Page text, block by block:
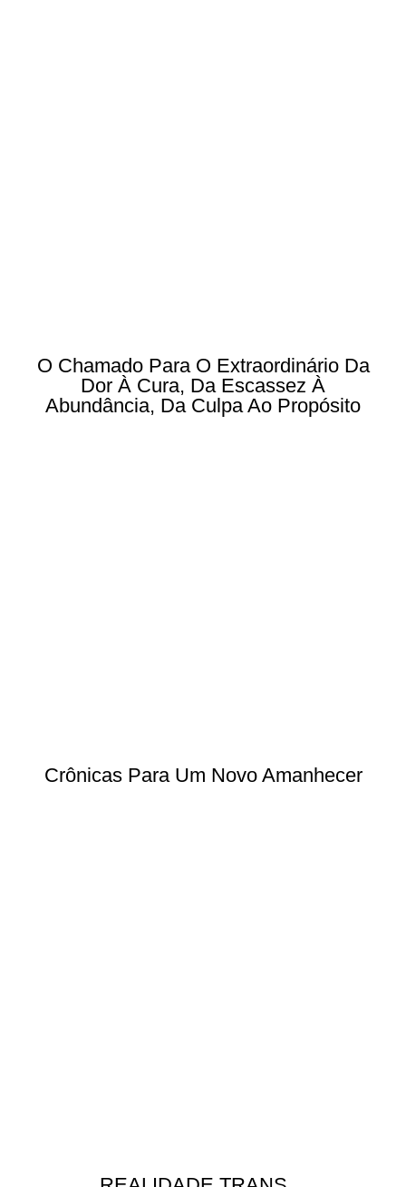
O Chamado Para O Extraordinário Da
Dor À Cura, Da Escassez À
Abundância, Da Culpa Ao Propósito
Crônicas Para Um Novo Amanhecer